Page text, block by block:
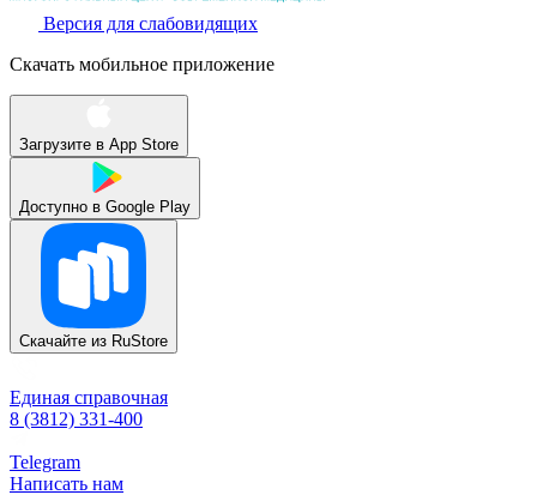
Версия для слабовидящих
Скачать мобильное приложение
Загрузите в App Store
Доступно в Google Play
Скачайте из RuStore
Единая справочная
8 (3812) 331-400
Telegram
Написать нам